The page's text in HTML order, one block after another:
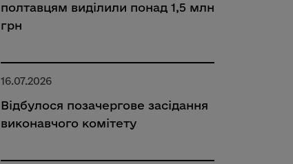
полтавцям виділили понад 1,5 млн
грн
16.07.2026
Відбулося позачергове засідання
виконавчого комітету